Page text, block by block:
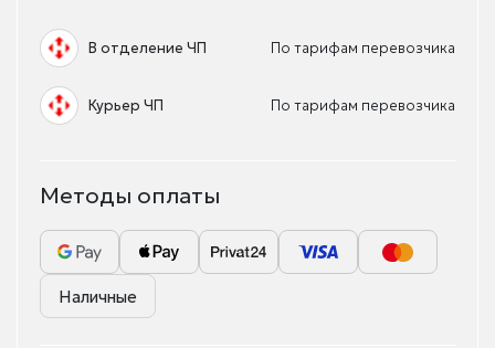
В отделение ЧП По тарифам перевозчика
Курьер ЧП По тарифам перевозчика
Методы оплаты
Наличные